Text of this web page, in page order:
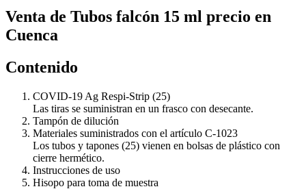
Venta de Tubos falcón 15 ml precio en
Cuenca
Contenido
COVID-19 Ag Respi-Strip (25)
Las tiras se suministran en un frasco con desecante.
Tampón de dilución
Materiales suministrados con el artículo C-1023
Los tubos y tapones (25) vienen en bolsas de plástico con
cierre hermético.
Instrucciones de uso
Hisopo para toma de muestra